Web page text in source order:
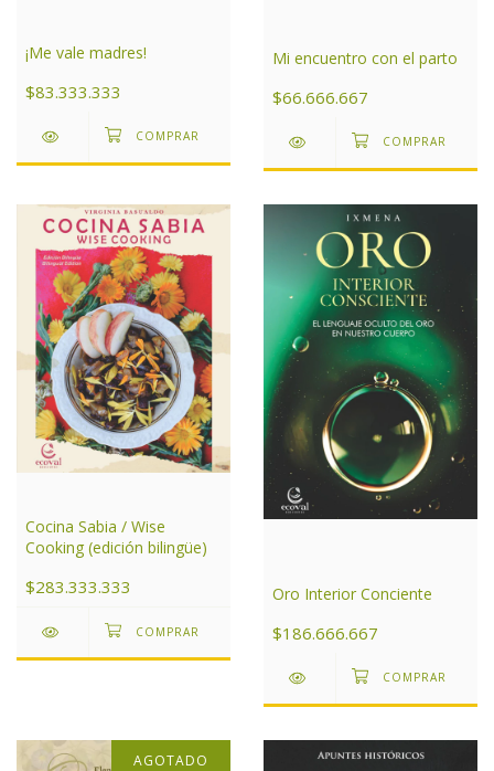
¡Me vale madres!
$83.333.333
Mi encuentro con el parto
$66.666.667
Cocina Sabia / Wise
Cooking (edición bilingüe)
$283.333.333 Oro Interior Conciente
$186.666.667
AGOTADO